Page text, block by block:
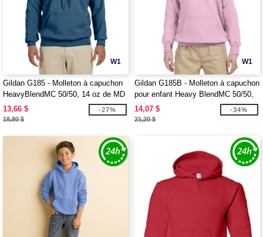
W1
Gildan G185 - Molleton à capuchon
HeavyBlendMC 50/50, 14 oz de MD
(18500)
13,66 $
18,80 $
-27%
W1
Gildan G185B - Molleton à capuchon
pour enfant Heavy BlendMC 50/50,
13,3 oz de MD
14,07 $
21,20 $
-34%